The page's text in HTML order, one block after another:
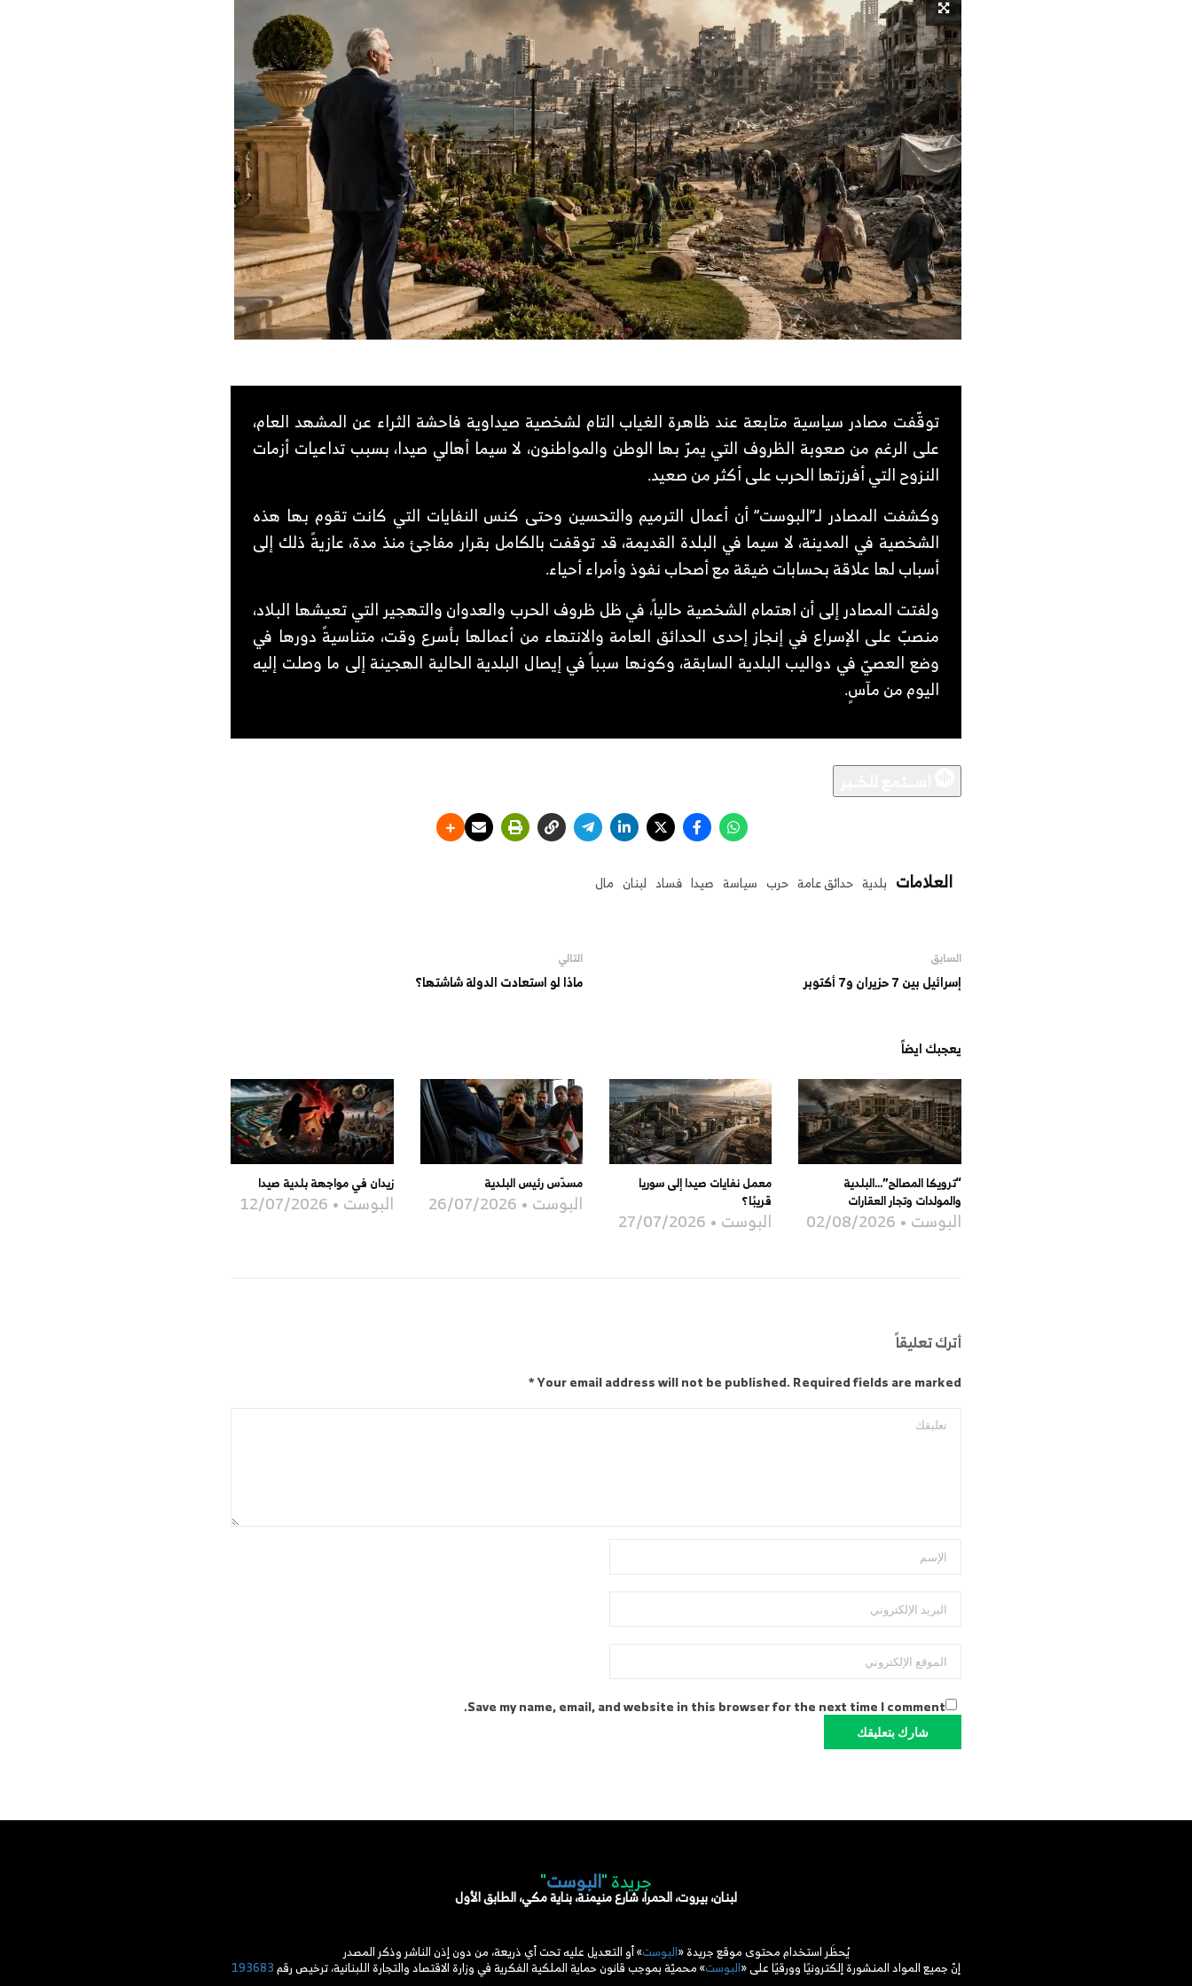
توقّفت مصادر سياسية متابعة عند ظاهرة الغياب التام لشخصية صيداوية فاحشة الثراء عن المشهد العام،
على الرغم من صعوبة الظروف التي يمرّ بها الوطن والمواطنون، لا سيما أهالي صيدا، بسبب تداعيات أزمات
النزوح التي أفرزتها الحرب على أكثر من صعيد.
وكشفت المصادر لـ”البوست” أن أعمال الترميم والتحسين وحتى كنس النفايات التي كانت تقوم بها هذه
الشخصية في المدينة، لا سيما في البلدة القديمة، قد توقفت بالكامل بقرار مفاجئ منذ مدة، عازيةً ذلك إلى
أسباب لها علاقة بحسابات ضيقة مع أصحاب نفوذ وأمراء أحياء.
ولفتت المصادر إلى أن اهتمام الشخصية حالياً، في ظل ظروف الحرب والعدوان والتهجير التي تعيشها البلاد،
منصبّ على الإسراع في إنجاز إحدى الحدائق العامة والانتهاء من أعمالها بأسرع وقت، متناسيةً دورها في
وضع العصيّ في دواليب البلدية السابقة، وكونها سبباً في إيصال البلدية الحالية الهجينة إلى ما وصلت إليه
اليوم من مآسٍ.
العلامات بلدية حدائق عامة حرب سياسة صيدا فساد لبنان مال
السابق
إسرائيل بين 7 حزيران و7 أكتوبر
التالي
ماذا لو استعادت الدولة شاشتها؟
يعجبك ايضاً
“ترويكا المصالح”…البلدية
والمولدات وتجار العقارات
البوست 02/08/2026
معمل نفايات صيدا إلى سوريا
قريبًا؟
البوست 27/07/2026
مسدّس رئيس البلدية
البوست 26/07/2026
زيدان في مواجهة بلدية صيدا
البوست 12/07/2026
أترك تعليقاً
Your email address will not be published. Required fields are marked *
Save my name, email, and website in this browser for the next time I comment.
جريدة "البوست"
لبنان، بيروت، الحمرا، شارع منيمنة، بناية مكي، الطابق الأول
يُحظَر استخدام محتوى موقع جريدة «البوست» أو التعديل عليه تحت أي ذريعة، من دون إذن الناشر وذكر المصدر
إنّ جميع المواد المنشورة إلكترونيًا وورقيًا على «البوست» محميّة بموجب قانون حماية الملكية الفكرية في وزارة الاقتصاد والتجارة اللبنانية، ترخيص رقم193683